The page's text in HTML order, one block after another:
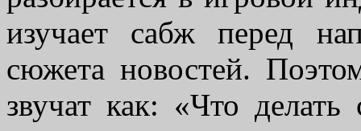
изучает сабж перед
сюжета новостей.
звучат как: «Что